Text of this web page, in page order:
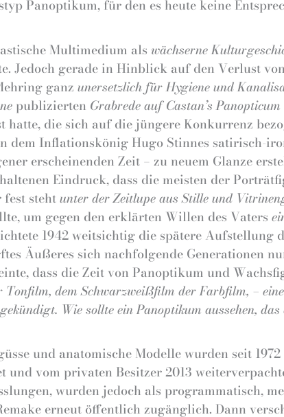
Panoptikum, für den es heute keine
Multimedium als wächserne
Jedoch gerade in Hinblick auf den Verlust
ganz unersetzlich für Hygiene und
publizierten Grabrede auf Castan’s Panopticum
hatte, die sich auf die jüngere Konkurrenz
dem Inflationskönig Hugo Stinnes satirisch-
erscheinenden Zeit – zu neuem Glanze
Eindruck, dass die meisten der
stehtunter der Zeitlupe aus Stille und
um gegen den erklärten Willen des Vaters
1942 weitsichtig die spätere Aufstellung
Äußeres sich nachfolgende Generationen
dass die Zeit von Panoptikum und
dem Schwarzweißfilm der Farbfilm, –
Wie sollte ein Panoptikum aussehen,
und anatomische Modelle wurden seit
vom privaten Besitzer 2013
wurden jedoch als programmatisch,
erneut öffentlich zugänglich. Dann